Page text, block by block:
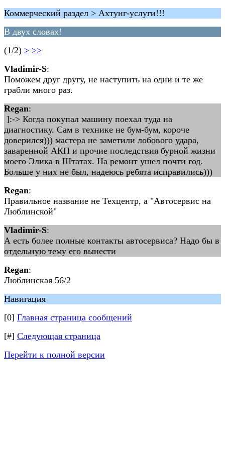
Коммерческий раздел > Ахтунг-услуги!!!
В двух словах!
(1/2) > >>
Vladimir-S:
Поможем друг другу, не наступить на одни и те же
грабли много раз.
Regan:
]:-> Когда покупал машину поехал туда на
диагностику. Сам в технике не бум-бум, короче
доверился))) мастера не заметили лобового удара,
заваренной АКП и прочие последствия бурной жизни
моего Элика в Штатах. На ремонт ушел почти год.
Больше у них не был, надеюсь ребята исправились)))
Regan:
Правильное название не Техцентр, а "Автосервис на
Люблинской"
Vladimir-S:
А есть более полные контакты автосервиса? Надо бы в
отдельную тему его вынести
Regan:
Люблинская 56/2
Навигация
[0] Главная страница сообщений
[#] Следующая страница
Перейти к полной версии